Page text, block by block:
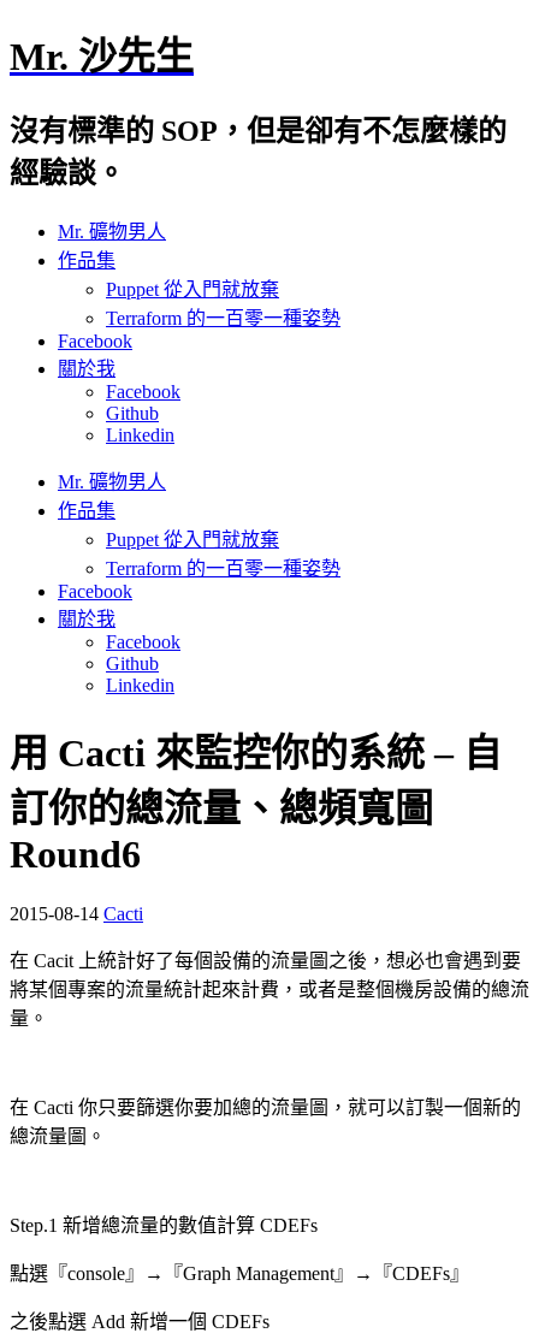
Mr. 沙先生
沒有標準的 SOP，但是卻有不怎麼樣的
經驗談。
Mr. 礦物男人
作品集
Puppet 從入門就放棄
Terraform 的一百零一種姿勢
Facebook
關於我
Facebook
Github
Linkedin
Mr. 礦物男人
作品集
Puppet 從入門就放棄
Terraform 的一百零一種姿勢
Facebook
關於我
Facebook
Github
Linkedin
用 Cacti 來監控你的系統 – 自
訂你的總流量、總頻寬圖
Round6
2015-08-14 Cacti
在 Cacit 上統計好了每個設備的流量圖之後，想必也會遇到要
將某個專案的流量統計起來計費，或者是整個機房設備的總流
量。
在 Cacti 你只要篩選你要加總的流量圖，就可以訂製一個新的
總流量圖。
Step.1 新增總流量的數值計算 CDEFs
點選『console』→『Graph Management』→『CDEFs』
之後點選 Add 新增一個 CDEFs